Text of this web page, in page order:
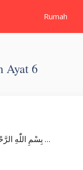
Rumah
Ayat 6
Surat At Tahrim بِسْمِ اللّٰهِ الرَّحْمٰنِ الرَّحِيْمِ يٰٓاَيُّهَا النَّبِيُّ لِمَ تُحَرِّمُ مَآ اَحَلَّ اللّٰهُ لَكَۚ تَبْتَغِيْ مَرْضَاتَ اَزْوَاجِكَۗ وَاللّٰهُ غَفُوْرٌ …